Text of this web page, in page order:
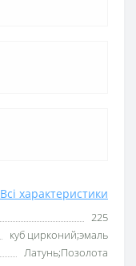
Всі характеристики
225
куб цирконий;эмаль
Латунь;Позолота